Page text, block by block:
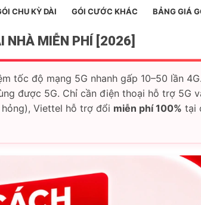
CHU KỲ DÀI GÓI CƯỚC KHÁC BẢNG GIÁ
NHÀ MIỄN PHÍ [2026]
tốc độ mạng 5G nhanh gấp 10–50 lần
được 5G. Chỉ cần điện thoại hỗ trợ 5G
Viettel hỗ trợ đổi miễn phí 100% tại